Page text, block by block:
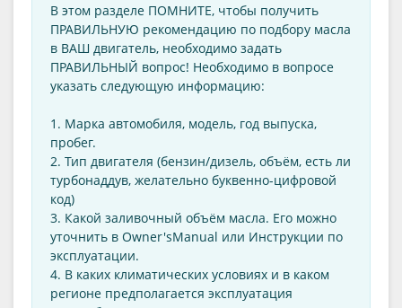
В этом разделе ПОМНИТЕ, чтобы получить
ПРАВИЛЬНУЮ рекомендацию по подбору масла
в ВАШ двигатель, необходимо задать
ПРАВИЛЬНЫЙ вопрос! Необходимо в вопросе
указать следующую информацию:
1. Марка автомобиля, модель, год выпуска,
пробег.
2. Тип двигателя (бензин/дизель, объём, есть ли
турбонаддув, желательно буквенно-цифровой
код)
3. Какой заливочный объём масла. Его можно
уточнить в Оwner'sManual или Инструкции по
эксплуатации.
4. В каких климатических условиях и в каком
регионе предполагается эксплуатация